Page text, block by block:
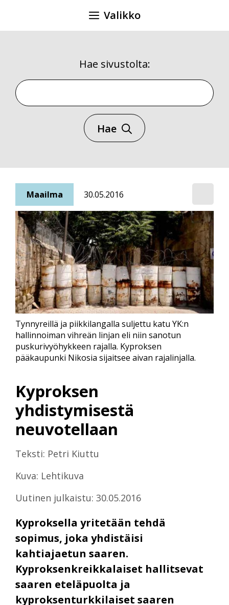
Valikko
Hae sivustolta:
Hae sivustolta
Hae
Maailma 30.05.2016
Kyproksen
yhdistymisestä
neuvotellaan
Teksti: Petri Kiuttu
Kuva: Lehtikuva
Uutinen julkaistu: 30.05.2016
Kyproksella yritetään tehdä
sopimus, joka yhdistäisi
kahtiajaetun saaren.
Kyproksenkreikkalaiset hallitsevat
saaren eteläpuolta ja
kyproksenturkkilaiset saaren
Tynnyreillä ja piikkilangalla suljettu katu YK:n
hallinnoiman vihreän linjan eli niin sanotun
puskurivyöhykkeen rajalla. Kyproksen
pääkaupunki Nikosia sijaitsee aivan rajalinjalla.